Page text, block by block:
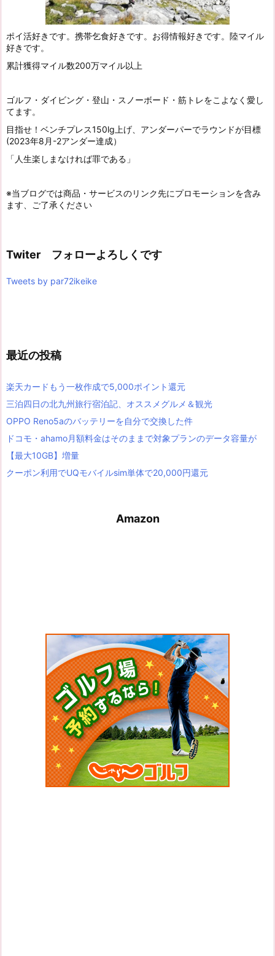
ポイ活好きです。携帯乞食好きです。お得情報好きです。陸マイル
好きです。
累計獲得マイル数200万マイル以上
ゴルフ・ダイビング・登山・スノーボード・筋トレをこよなく愛し
てます。
目指せ！ベンチプレス150lg上げ、アンダーパーでラウンドが目標
(2023年8月-2アンダー達成）
「人生楽しまなければ罪である」
※当ブログでは商品・サービスのリンク先にプロモーションを含み
ます、ご了承ください
Twiter フォローよろしくです
Tweets by par72ikeike
最近の投稿
楽天カードもう一枚作成で5,000ポイント還元
三泊四日の北九州旅行宿泊記、オススメグルメ＆観光
OPPO Reno5aのバッテリーを自分で交換した件
ドコモ・ahamo月額料金はそのままで対象プランのデータ容量が
【最大10GB】増量
クーポン利用でUQモバイルsim単体で20,000円還元
Amazon